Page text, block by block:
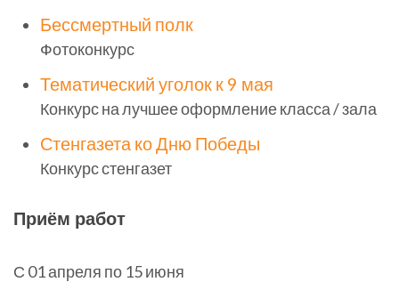
Бессмертный полк
Фотоконкурс
Тематический уголок к 9 мая
Конкурс на лучшее оформление класса / зала
Стенгазета ко Дню Победы
Конкурс стенгазет
Приём работ
С 01 апреля по 15 июня